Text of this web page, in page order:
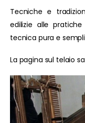
Tecniche e
edilizie alle
tecnica pura e
La pagina sul telaio